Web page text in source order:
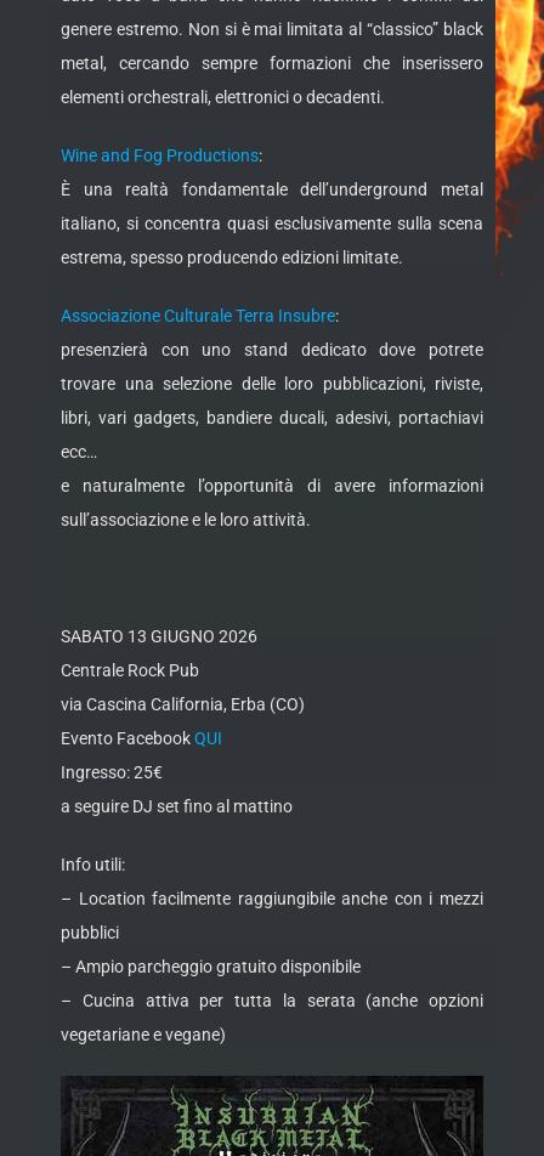
genere estremo. Non si è mai limitata al “classico” black
metal, cercando sempre formazioni che inserissero
elementi orchestrali, elettronici o decadenti.
Wine and Fog Productions:
È una realtà fondamentale dell’underground metal
italiano, si concentra quasi esclusivamente sulla scena
estrema, spesso producendo edizioni limitate.
Associazione Culturale Terra Insubre:
presenzierà con uno stand dedicato dove potrete
trovare una selezione delle loro pubblicazioni, riviste,
libri, vari gadgets, bandiere ducali, adesivi, portachiavi
ecc…
e naturalmente l’opportunità di avere informazioni
sull’associazione e le loro attività.
SABATO 13 GIUGNO 2026
Centrale Rock Pub
via Cascina California, Erba (CO)
Evento FacebookQUI
Ingresso: 25€
a seguire DJ set fino al mattino
Info utili:
– Location facilmente raggiungibile anche con i mezzi
pubblici
– Ampio parcheggio gratuito disponibile
– Cucina attiva per tutta la serata (anche opzioni
vegetariane e vegane)